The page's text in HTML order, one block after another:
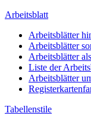
Arbeitsblatt
Arbeitsblätter
Arbeitsblätter
Arbeitsblätter
Liste der
Arbeitsblätter
Tabellenstile